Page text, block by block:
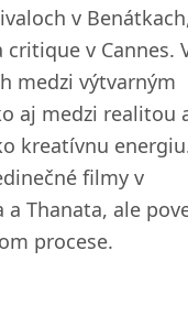
v
critique v Cannes.
medzi výtvarným
aj medzi realitou
kreatívnu
filmy v
Thanata, ale
procese.